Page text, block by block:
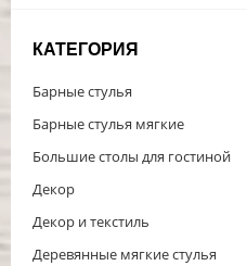
КАТЕГОРИЯ
Барные стулья
Барные стулья мягкие
Большие столы для гостиной
Декор
Декор и текстиль
Деревянные мягкие стулья